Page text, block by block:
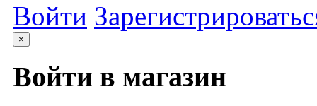
Войти
×
Войти в магазин